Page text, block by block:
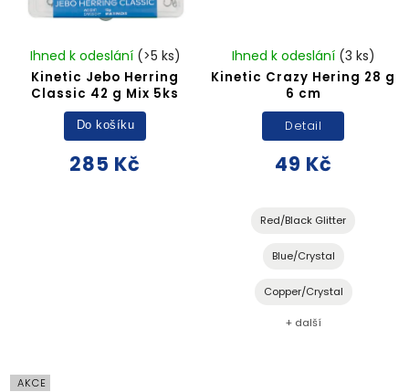
Kinetic Jebo Herring
Classic 42 g Mix 5ks
Ihned k odeslání (>5 ks)
285 Kč
Do košíku
Kinetic Crazy Hering 28 g
6 cm
Ihned k odeslání (3 ks)
49 Kč
Detail
Red/Black Glitter
Blue/Crystal
Copper/Crystal
+ další
AKCE